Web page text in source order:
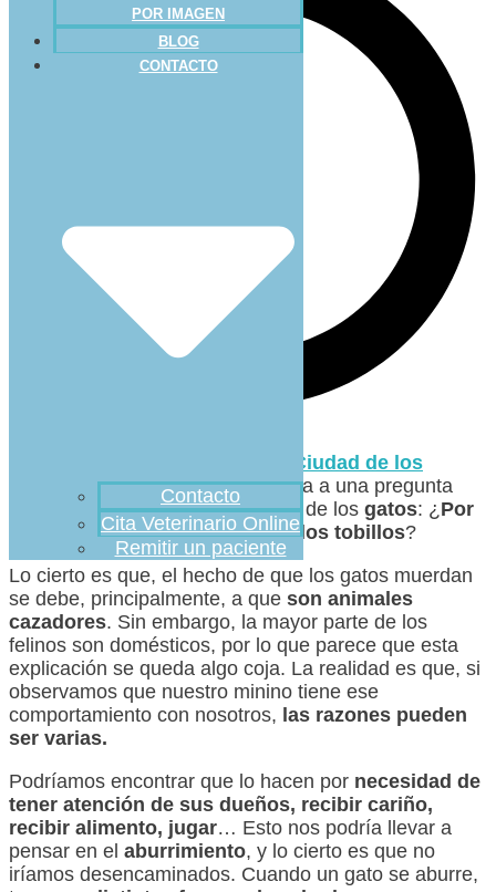
POR IMAGEN
BLOG
CONTACTO
Contacto
Cita Veterinario Online
Remitir un paciente
Clínica Veterinaria Ciudad de los
, queremos dar respuesta a una pregunta
curiosa que se hacen los dueños de los gatos: ¿ Por
qué les muerden las piernas o los tobillos?
Lo cierto es que, el hecho de que los gatos muerdan
se debe, principalmente, a que son animales
cazadores. Sin embargo, la mayor parte de los
felinos son domésticos, por lo que parece que esta
explicación se queda algo coja. La realidad es que, si
observamos que nuestro minino tiene ese
comportamiento con nosotros, las razones pueden
ser varias.
Podríamos encontrar que lo hacen por necesidad de
tener atención de sus dueños, recibir cariño,
recibir alimento, jugar… Esto nos podría llevar a
pensar en el aburrimiento, y lo cierto es que no
iríamos desencaminados. Cuando un gato se aburre,